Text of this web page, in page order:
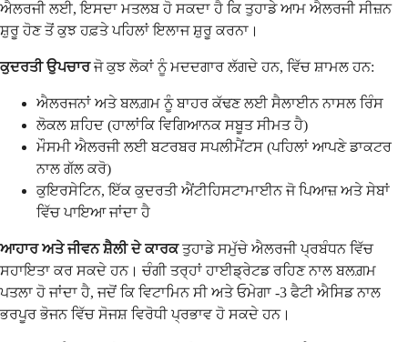
ਐਲਰਜੀ ਲਈ, ਇਸਦਾ ਮਤਲਬ ਹੋ ਸਕਦਾ ਹੈ ਕਿ ਤੁਹਾਡੇ ਆਮ ਐਲਰਜੀ ਸੀਜ਼ਨ
ਸ਼ੁਰੂ ਹੋਣ ਤੋਂ ਕੁਝ ਹਫ਼ਤੇ ਪਹਿਲਾਂ ਇਲਾਜ ਸ਼ੁਰੂ ਕਰਨਾ।
ਕੁਦਰਤੀ ਉਪਚਾਰਜੋ ਕੁਝ ਲੋਕਾਂ ਨੂੰ ਮਦਦਗਾਰ ਲੱਗਦੇ ਹਨ, ਵਿੱਚ ਸ਼ਾਮਲ ਹਨ:
ਐਲਰਜਨਾਂ ਅਤੇ ਬਲਗ਼ਮ ਨੂੰ ਬਾਹਰ ਕੱਢਣ ਲਈ ਸੈਲਾਈਨ ਨਾਸਲ ਰਿੰਸ
ਲੋਕਲ ਸ਼ਹਿਦ (ਹਾਲਾਂਕਿ ਵਿਗਿਆਨਕ ਸਬੂਤ ਸੀਮਤ ਹੈ)
ਮੌਸਮੀ ਐਲਰਜੀ ਲਈ ਬਟਰਬਰ ਸਪਲੀਮੈਂਟਸ (ਪਹਿਲਾਂ ਆਪਣੇ ਡਾਕਟਰ
ਨਾਲ ਗੱਲ ਕਰੋ)
ਕੁਇਰਸੇਟਿਨ, ਇੱਕ ਕੁਦਰਤੀ ਐਂਟੀਹਿਸਟਾਮਾਈਨ ਜੋ ਪਿਆਜ਼ ਅਤੇ ਸੇਬਾਂ
ਵਿੱਚ ਪਾਇਆ ਜਾਂਦਾ ਹੈ
ਆਹਾਰ ਅਤੇ ਜੀਵਨ ਸ਼ੈਲੀ ਦੇ ਕਾਰਕਤੁਹਾਡੇ ਸਮੁੱਚੇ ਐਲਰਜੀ ਪ੍ਰਬੰਧਨ ਵਿੱਚ
ਸਹਾਇਤਾ ਕਰ ਸਕਦੇ ਹਨ। ਚੰਗੀ ਤਰ੍ਹਾਂ ਹਾਈਡ੍ਰੇਟਡ ਰਹਿਣ ਨਾਲ ਬਲਗ਼ਮ
ਪਤਲਾ ਹੋ ਜਾਂਦਾ ਹੈ, ਜਦੋਂ ਕਿ ਵਿਟਾਮਿਨ ਸੀ ਅਤੇ ਓਮੇਗਾ -3 ਫੈਟੀ ਐਸਿਡ ਨਾਲ
ਭਰਪੂਰ ਭੋਜਨ ਵਿੱਚ ਸੋਜਸ਼ ਵਿਰੋਧੀ ਪ੍ਰਭਾਵ ਹੋ ਸਕਦੇ ਹਨ।